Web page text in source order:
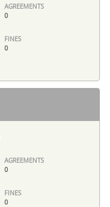
0
0
0
0